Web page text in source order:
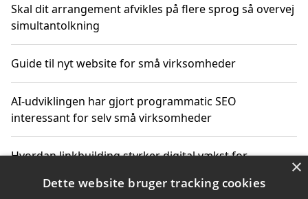
Skal dit arrangement afvikles på flere sprog så overvej
simultantolkning
Guide til nyt website for små virksomheder
AI-udviklingen har gjort programmatic SEO
interessant for selv små virksomheder
Hvordan linkbuilding styrker digital vækst for
×
Dette website bruger tracking cookies